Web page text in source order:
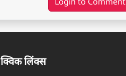
Login to Comment
क्विक लिंक्स